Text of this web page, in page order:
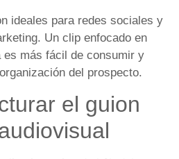
ideales para redes sociales y
Un clip enfocado en
más fácil de consumir y
del prospecto.
el guion